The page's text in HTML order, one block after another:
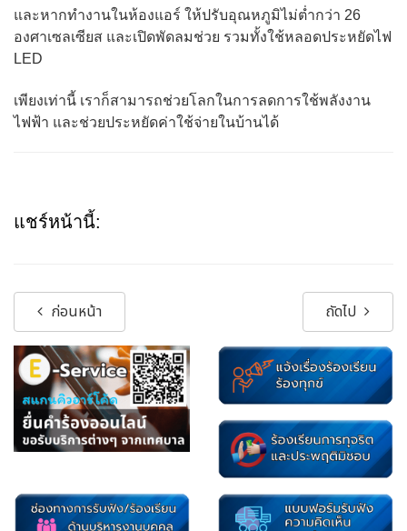
และหากทำงานในห้องแอร์ ให้ปรับอุณหภูมิไม่ต่ำกว่า 26
องศาเซลเซียส และเปิดพัดลมช่วย รวมทั้งใช้หลอดประหยัดไฟ
LED
เพียงเท่านี้ เราก็สามารถช่วยโลกในการลดการใช้พลังงาน
ไฟฟ้า และช่วยประหยัดค่าใช้จ่ายในบ้านได้
แชร์หน้านี้:
ก่อนหน้า ถัดไป